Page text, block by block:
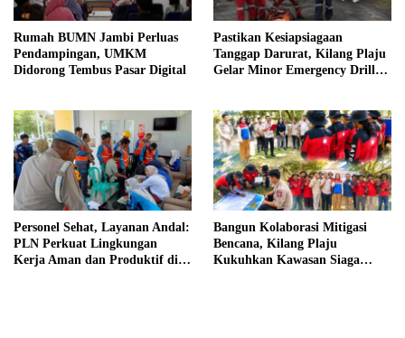
Rumah BUMN Jambi Perluas
Pendampingan, UMKM
Didorong Tembus Pasar Digital
Pastikan Kesiapsiagaan
Tanggap Darurat, Kilang Plaju
Gelar Minor Emergency Drill
Personel Sehat, Layanan Andal:
PLN Perkuat Lingkungan
Kerja Aman dan Produktif di
Bangun Kolaborasi Mitigasi
Bencana, Kilang Plaju
Kukuhkan Kawasan Siaga